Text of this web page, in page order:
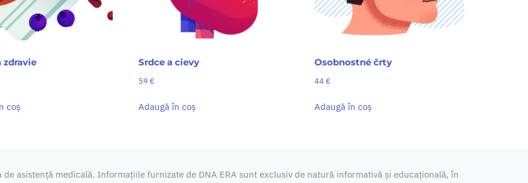
zdravie
coș
Srdce a cievy
59€
Adaugă în coș
Osobnostné črty
44€
Adaugă în coș
de asistență medicală. Informațiile furnizate de DNA ERA sunt exclusiv de natură informativă și educațională, în